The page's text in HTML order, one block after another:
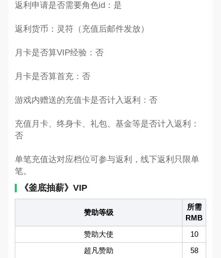
返利申请是否需要角色id：是
返利货币：灵符（充值后邮件发放）
月卡是否算VIP经验：否
月卡是否算首充：否
游戏内赠送的充值卡是否计入返利：否
充值月卡、终身卡、礼包、基金等是否计入返利：
否
单笔充值达对应档位可参与返利，线下返利只限单
笔。
《釜底抽薪》VIP
赞助等级
所需
RMB
赞助大使
10
超凡赞助
58